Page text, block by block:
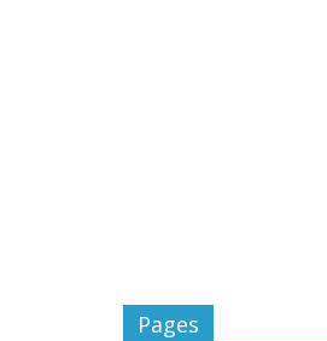
Pages